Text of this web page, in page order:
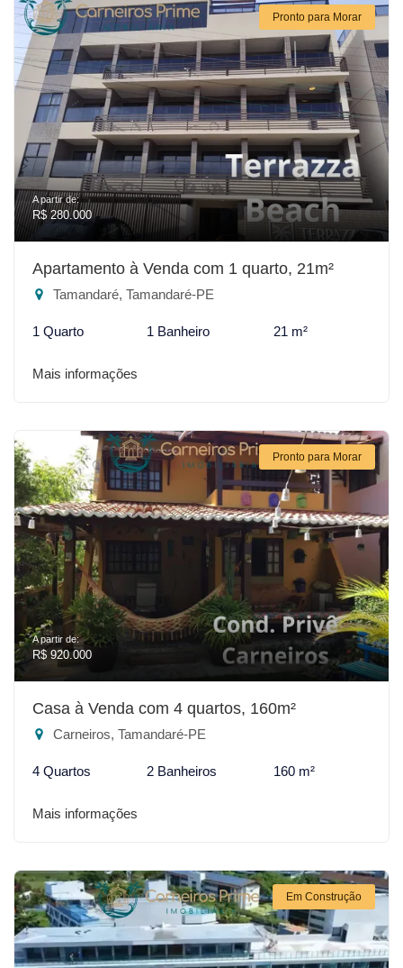
Pronto para Morar
A partir de:
R$ 280.000
Apartamento à Venda com 1 quarto, 21m²
Tamandaré, Tamandaré-PE
1 Quarto 1 Banheiro 21 m²
Mais informações
Pronto para Morar
A partir de:
R$ 920.000
Casa à Venda com 4 quartos, 160m²
Carneiros, Tamandaré-PE
4 Quartos 2 Banheiros 160 m²
Mais informações
Em Construção